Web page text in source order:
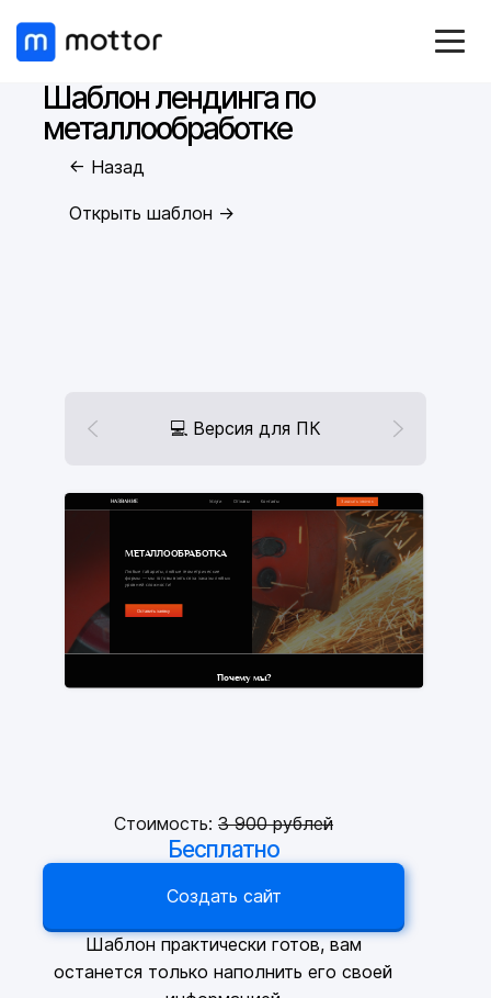
Шаблон лендинга по
металлообработке
← Назад
Открыть шаблон →
💻 Версия для ПК
Стоимость: 3900 рублей
Бесплатно
Создать сайт
Шаблон практически готов, вам
останется только наполнить его своей